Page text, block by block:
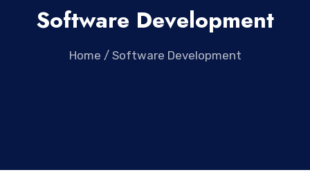
Software Development
Home / Software Development